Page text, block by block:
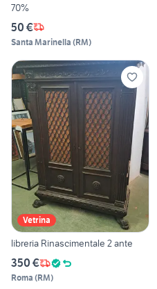
70%
50 €
Santa Marinella (RM)
Vetrina
libreria Rinascimentale 2 ante
350 €
Roma (RM)